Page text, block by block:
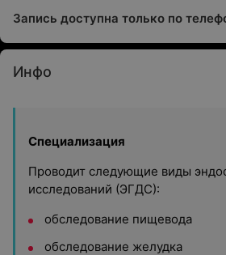
Запись доступна только по
Инфо
Специализация
Проводит следующие виды
исследований (ЭГДС):
обследование пищевода
обследование желудка